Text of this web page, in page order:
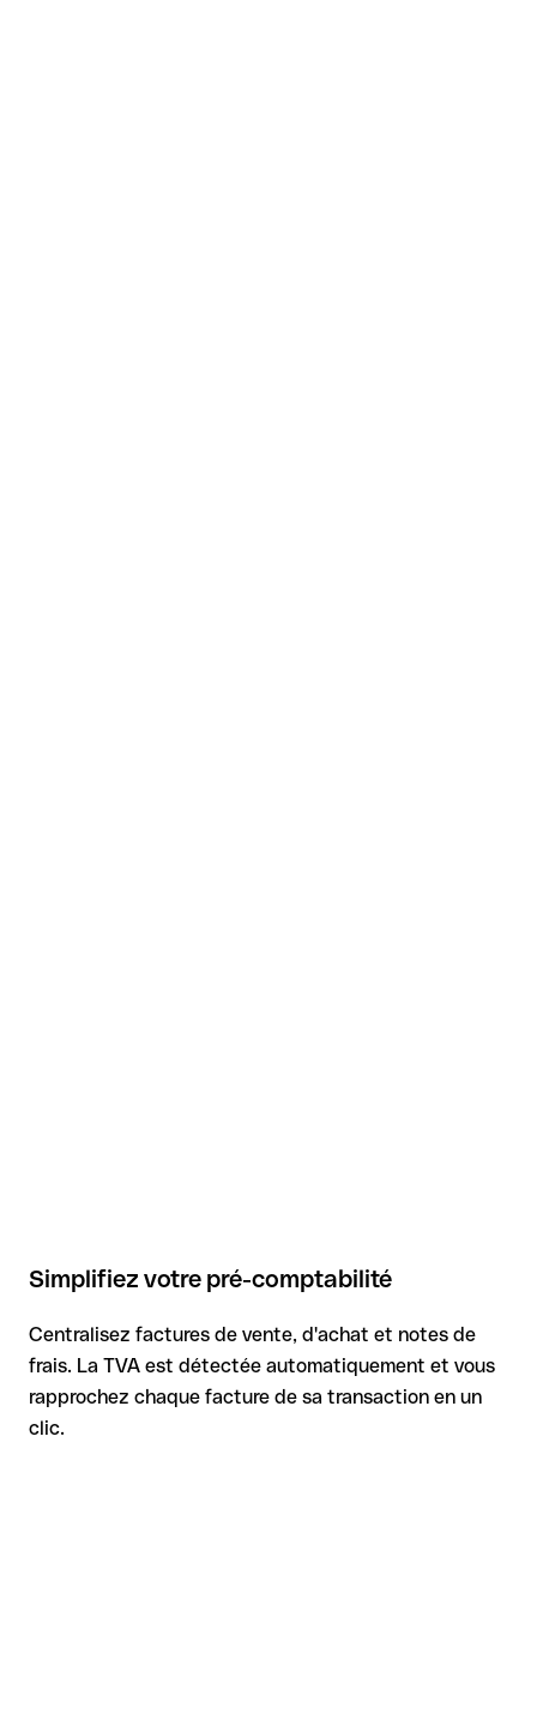
Simplifiez votre pré-comptabilité
Centralisez factures de vente, d'achat et notes de
frais. La TVA est détectée automatiquement et vous
rapprochez chaque facture de sa transaction en un
clic.